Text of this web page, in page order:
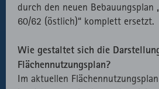
durch den neuen Bebauungsplan
60/62 (östlich)“ komplett ersetzt.
Wie gestaltet sich die
Flächennutzungsplan?
Im aktuellen